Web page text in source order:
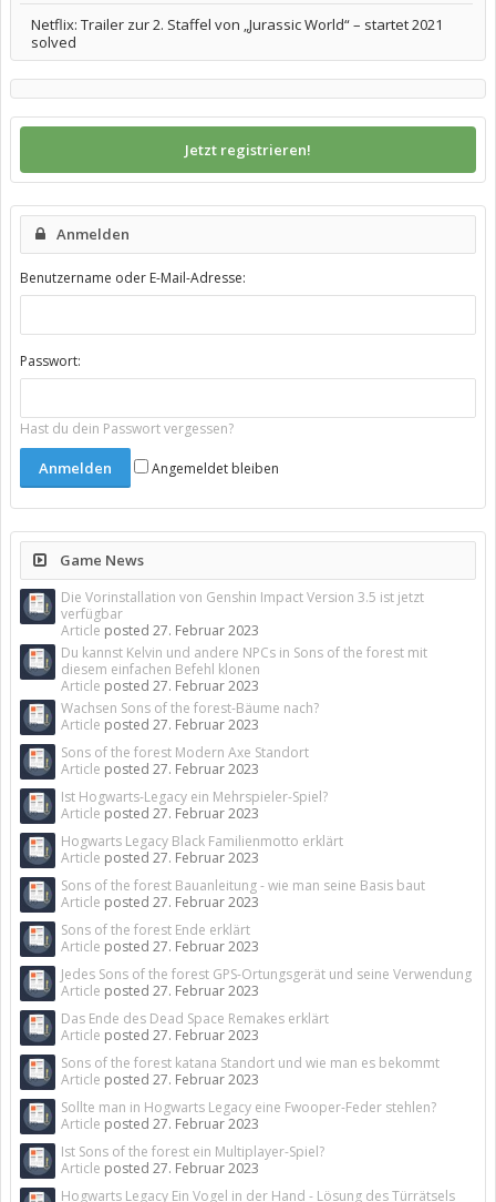
Netflix: Trailer zur 2. Staffel von „Jurassic World“ – startet 2021
solved
Jetzt registrieren!
Anmelden
Benutzername oder E-Mail-Adresse:
Passwort:
Hast du dein Passwort vergessen?
Angemeldet bleiben
Game News
Die Vorinstallation von Genshin Impact Version 3.5 ist jetzt
verfügbar
Article posted 27. Februar 2023
Du kannst Kelvin und andere NPCs in Sons of the forest mit
diesem einfachen Befehl klonen
Article posted 27. Februar 2023
Wachsen Sons of the forest-Bäume nach?
Article posted 27. Februar 2023
Sons of the forest Modern Axe Standort
Article posted 27. Februar 2023
Ist Hogwarts-Legacy ein Mehrspieler-Spiel?
Article posted 27. Februar 2023
Hogwarts Legacy Black Familienmotto erklärt
Article posted 27. Februar 2023
Sons of the forest Bauanleitung - wie man seine Basis baut
Article posted 27. Februar 2023
Sons of the forest Ende erklärt
Article posted 27. Februar 2023
Jedes Sons of the forest GPS-Ortungsgerät und seine Verwendung
Article posted 27. Februar 2023
Das Ende des Dead Space Remakes erklärt
Article posted 27. Februar 2023
Sons of the forest katana Standort und wie man es bekommt
Article posted 27. Februar 2023
Sollte man in Hogwarts Legacy eine Fwooper-Feder stehlen?
Article posted 27. Februar 2023
Ist Sons of the forest ein Multiplayer-Spiel?
Article posted 27. Februar 2023
Hogwarts Legacy Ein Vogel in der Hand - Lösung des Türrätsels